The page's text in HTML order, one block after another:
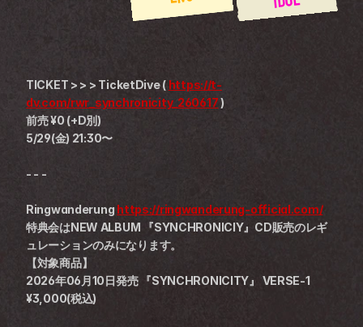
TICKET > > > TicketDive ( https://t-
dv.com/rwr_synchronicity_260617 )
前売 ¥0 (+D別)
5/29(金) 21:30〜
- - -
Ringwanderung https://ringwanderung-official.com/
特典会はNEW ALBUM 『SYNCHRONICIY』CD販売のレギ
ュレーションのみになります。
【対象商品】
2026年06月10日発売 『SYNCHRONICITY』 VERSE-1
¥3,000(税込)